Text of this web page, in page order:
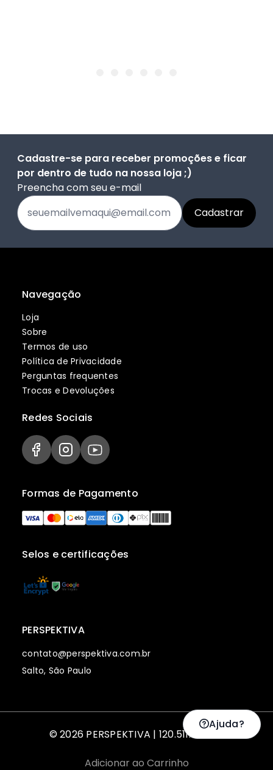
Adicionar ao Carrinho
Cadastre-se para receber promoções e ficar
por dentro de tudo na nossa loja ;)
Preencha com seu e-mail
Navegação
Loja
Sobre
Termos de uso
Política de Privacidade
Perguntas frequentes
Trocas e Devoluções
Selos e certificações
Formas de Pagamento
Redes Sociais
PERSPEKTIVA
contato@perspektiva.com.br
Salto, São Paulo
© 2026 PERSPEKTIVA | 120.511.128-00
Ajuda?